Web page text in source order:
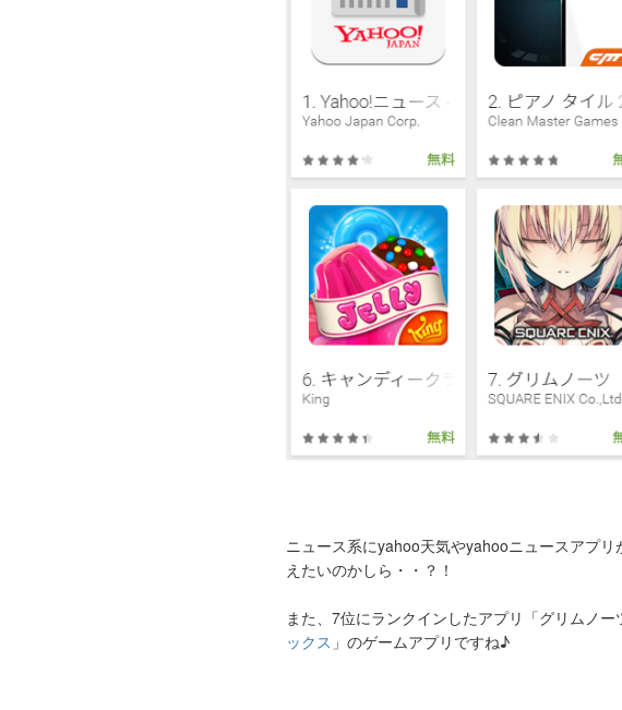
ニュース系にyahoo天気やyahooニュースアプ
えたいのかしら・・？！
また、7位にランクインしたアプリ「グリムノ
ックス 」のゲームアプリですね♪